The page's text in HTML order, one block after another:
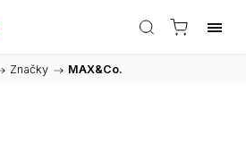
Značky / MAX&Co.